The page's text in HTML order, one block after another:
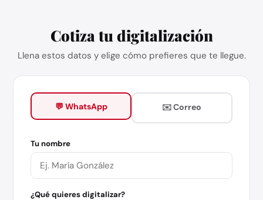
Cotiza tu digitalización
Llena estos datos y elige cómo prefieres que te llegue.
💬 WhatsApp ✉️ Correo
Tu nombre
¿Qué quieres digitalizar?